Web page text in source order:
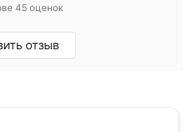
45 оценок
отзыв